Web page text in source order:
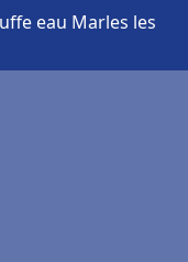
eau Marles les